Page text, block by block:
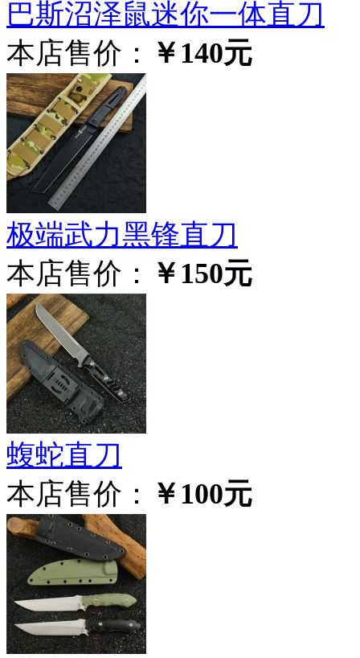
巴斯沼泽鼠迷你一体直刀
本店售价： ￥140元
极‮武端‬力黑锋直刀
本店售价： ￥150元
蝮蛇直刀
本店售价： ￥100元